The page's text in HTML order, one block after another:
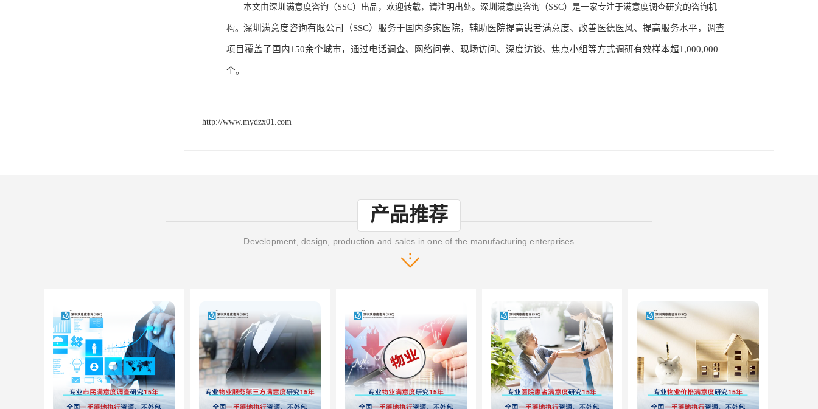
本文由深圳满意度咨询（SSC）出品，欢迎转载，请注明出处。深圳满意度咨询（SSC）是一家专注于满意度调查研究的咨询机
构。 深圳满意度咨询有限公司（SSC） 服务于 国内多家医院，辅助医院提高患者满意度、改善医德医风、提高服务水平，调查
项目覆盖了国内150余个城市，通过电话调查、网络问卷、现场访问、深度访谈、焦点小组等方式调研有效样本超1,000,000
个。
http://www.mydzx01.com
产品推荐
Development, design, production and sales in one of the manufacturing enterprises